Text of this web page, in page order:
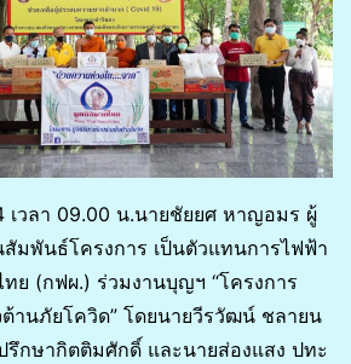
วลา 09.00 น.นายชัยยศ หาญอมร ผู้
มพันธ์โครงการ เป็นตัวแทนการไฟฟ้า
ทย (กฟผ.)​ ร่วมงานบุญฯ “โครงการ
านภัยโควิด” โดยนายวีรวัฒน์ ชลายน
รึกษากิตติมศักดิ์ และนายส่องแสง ปทะ